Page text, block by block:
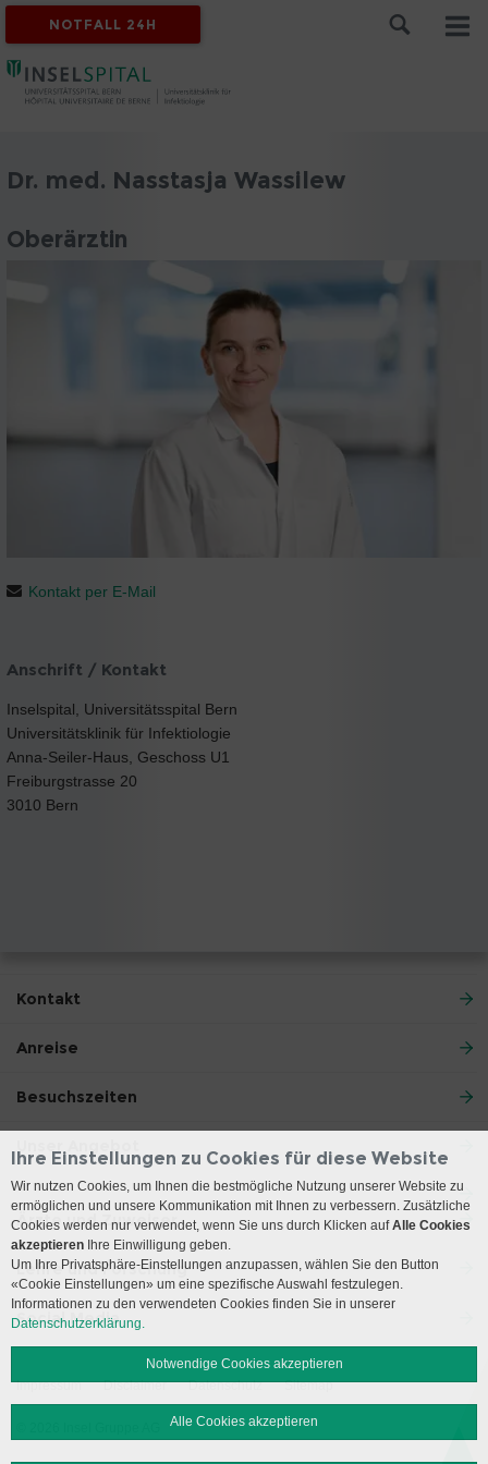
NOTFALL 24H
Dr. med. Nasstasja Wassilew
Oberärztin
Kontakt per E-Mail
Anschrift / Kontakt
Inselspital, Universitätsspital Bern
Universitätsklinik für Infektiologie
Anna-Seiler-Haus, Geschoss U1
Freiburgstrasse 20
3010 Bern
Kontakt
Anreise
Besuchszeiten
Ärzte und Zuweiser
Lehre und Forschung
Social Media
Impressum Disclaimer Datenschutz Sitemap
Ihre Einstellungen zu Cookies für diese Website
Wir nutzen Cookies, um Ihnen die bestmögliche Nutzung unserer Website zu
ermöglichen und unsere Kommunikation mit Ihnen zu verbessern. Zusätzliche
Cookies werden nur verwendet, wenn Sie uns durch Klicken aufAlle Cookies
akzeptieren Ihre Einwilligung geben.
Um Ihre Privatsphäre-Einstellungen anzupassen, wählen Sie den Button
«Cookie Einstellungen» um eine spezifische Auswahl festzulegen.
Informationen zu den verwendeten Cookies finden Sie in unserer
Datenschutzerklärung.
Notwendige Cookies akzeptieren
Alle Cookies akzeptieren